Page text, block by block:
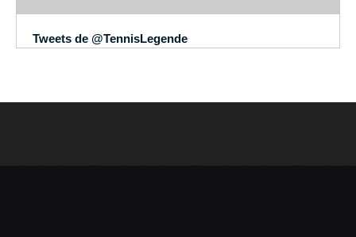
Tweets de @TennisLegende